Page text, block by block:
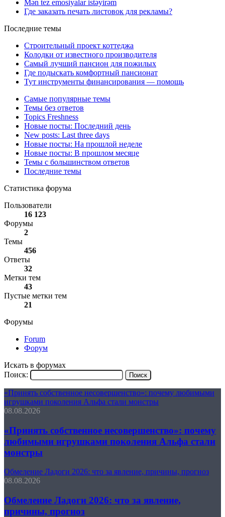
Mən tez emosiyalar istəyirəm
Где заказать печать листовок для рекламы?
Последние темы
Строительный проект коттеджа
Колодки от известного производителя
Самый лучший пансион для пожилых
Где подыскать комфортный пансионат
Тут инструменты финансирования — помощь
Самые популярные темы
Темы без ответов
Topics Freshness
Новые посты: Последний день
New posts: Last three days
Новые посты: На прошлой неделе
Новые посты: В прошлом месяце
Темы с большинством ответов
Последние темы
Статистика форума
Пользователи
16 123
Форумы
2
Темы
456
Ответы
32
Метки тем
43
Пустые метки тем
21
Форумы
Forum
Форум
Искать в форумах
Поиск:
«Принять собственное несовершенство»: почему любимыми
игрушками поколения Альфа стали монстры
08.08.2026
«Принять собственное несовершенство»: почему
любимыми игрушками поколения Альфа стали
монстры
Обмеление Ладоги 2026: что за явление, причины, прогноз
08.08.2026
Обмеление Ладоги 2026: что за явление,
причины, прогноз